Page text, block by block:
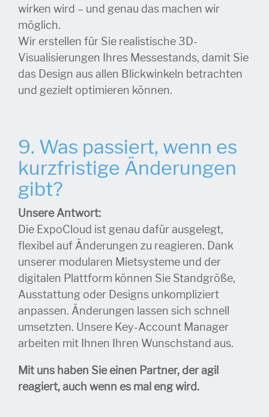
wirken wird – und genau das machen wir
möglich.
Wir erstellen für Sie realistische 3D-
Visualisierungen Ihres Messestands, damit Sie
das Design aus allen Blickwinkeln betrachten
und gezielt optimieren können.
9. Was passiert, wenn es
kurzfristige Änderungen
gibt?
Unsere Antwort:
Die ExpoCloud ist genau dafür ausgelegt,
flexibel auf Änderungen zu reagieren. Dank
unserer modularen Mietsysteme und der
digitalen Plattform können Sie Standgröße,
Ausstattung oder Designs unkompliziert
anpassen. Änderungen lassen sich schnell
umsetzten. Unsere Key-Account Manager
arbeiten mit Ihnen Ihren Wunschstand aus.
Mit uns haben Sie einen Partner, der agil
reagiert, auch wenn es mal eng wird.